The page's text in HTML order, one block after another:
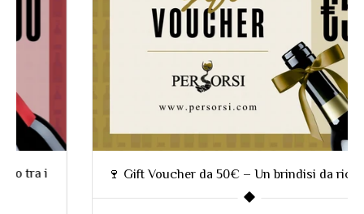
🍷 Gift Voucher da 50€ – Un brindisi da ricordare!